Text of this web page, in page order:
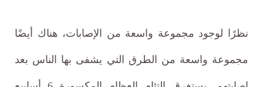
نظرًا لوجود مجموعة واسعة من الإصابات، هناك أيضًا
مجموعة واسعة من الطرق التي يشفى بها الناس بعد